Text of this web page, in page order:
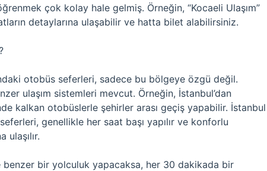
çok kolay hale gelmiş. Örneğin, “Kocaeli Ulaşım”
detaylarına ulaşabilir ve hatta bilet alabilirsiniz.
otobüs seferleri, sadece bu bölgeye özgü değil.
ulaşım sistemleri mevcut. Örneğin, İstanbul’dan
kalkan otobüslerle şehirler arası geçiş yapabilir. İstanbul
genellikle her saat başı yapılır ve konforlu
ulaşılır.
benzer bir yolculuk yapacaksa, her 30 dakikada bir